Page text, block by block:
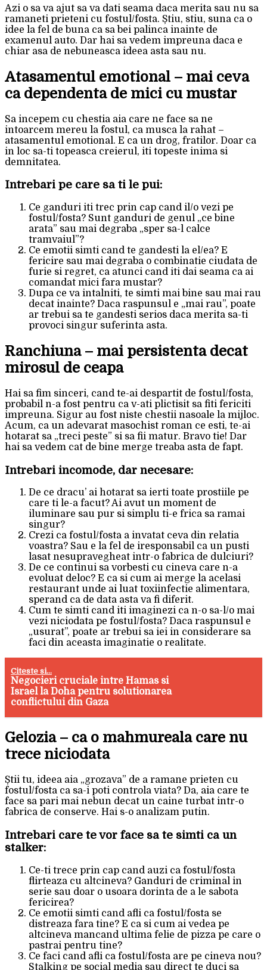
Azi o sa va ajut sa va dati seama daca merita sau nu sa
ramaneti prieteni cu fostul/fosta. Știu, stiu, suna ca o
idee la fel de buna ca sa bei palinca inainte de
examenul auto. Dar hai sa vedem impreuna daca e
chiar asa de nebuneasca ideea asta sau nu.
Atasamentul emotional – mai ceva
ca dependenta de mici cu mustar
Sa incepem cu chestia aia care ne face sa ne
intoarcem mereu la fostul, ca musca la rahat –
atasamentul emotional. E ca un drog, fratilor. Doar ca
in loc sa-ti topeasca creierul, iti topeste inima si
demnitatea.
Intrebari pe care sa ti le pui:
Ce ganduri iti trec prin cap cand il/o vezi pe
fostul/fosta? Sunt ganduri de genul „ce bine
arata” sau mai degraba „sper sa-l calce
tramvaiul”?
Ce emotii simti cand te gandesti la el/ea? E
fericire sau mai degraba o combinatie ciudata de
furie si regret, ca atunci cand iti dai seama ca ai
comandat mici fara mustar?
Dupa ce va intalniti, te simti mai bine sau mai rau
decat inainte? Daca raspunsul e „mai rau”, poate
ar trebui sa te gandesti serios daca merita sa-ti
provoci singur suferinta asta.
Ranchiuna – mai persistenta decat
mirosul de ceapa
Hai sa fim sinceri, cand te-ai despartit de fostul/fosta,
probabil n-a fost pentru ca v-ati plictisit sa fiti fericiti
impreuna. Sigur au fost niste chestii nasoale la mijloc.
Acum, ca un adevarat masochist roman ce esti, te-ai
hotarat sa „treci peste” si sa fii matur. Bravo tie! Dar
hai sa vedem cat de bine merge treaba asta de fapt.
Intrebari incomode, dar necesare:
De ce dracu’ ai hotarat sa ierti toate prostiile pe
care ti le-a facut? Ai avut un moment de
iluminare sau pur si simplu ti-e frica sa ramai
singur?
Crezi ca fostul/fosta a invatat ceva din relatia
voastra? Sau e la fel de iresponsabil ca un pusti
lasat nesupravegheat intr-o fabrica de dulciuri?
De ce continui sa vorbesti cu cineva care n-a
evoluat deloc? E ca si cum ai merge la acelasi
restaurant unde ai luat toxiinfectie alimentara,
sperand ca de data asta va fi diferit.
Cum te simti cand iti imaginezi ca n-o sa-l/o mai
vezi niciodata pe fostul/fosta? Daca raspunsul e
„usurat”, poate ar trebui sa iei in considerare sa
faci din aceasta imaginatie o realitate.
Citeste si...
Negocieri cruciale intre Hamas si
Israel la Doha pentru solutionarea
conflictului din Gaza
Gelozia – ca o mahmureala care nu
trece niciodata
Știi tu, ideea aia „grozava” de a ramane prieten cu
fostul/fosta ca sa-i poti controla viata? Da, aia care te
face sa pari mai nebun decat un caine turbat intr-o
fabrica de conserve. Hai s-o analizam putin.
Intrebari care te vor face sa te simti ca un
stalker:
Ce-ti trece prin cap cand auzi ca fostul/fosta
flirteaza cu altcineva? Ganduri de criminal in
serie sau doar o usoara dorinta de a le sabota
fericirea?
Ce emotii simti cand afli ca fostul/fosta se
distreaza fara tine? E ca si cum ai vedea pe
altcineva mancand ultima felie de pizza pe care o
pastrai pentru tine?
Ce faci cand afli ca fostul/fosta are pe cineva nou?
Stalking pe social media sau direct te duci sa